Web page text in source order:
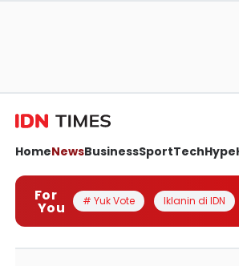
HomeNewsBusinessSportTechHype
For
You # Yuk Vote Iklanin di IDN